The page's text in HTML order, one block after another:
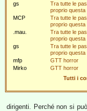
gs
Tra tutte le
proprio questa
MCP
Tra tutte le
proprio questa
.mau.
Tra tutte le
proprio questa
gs
Tra tutte le
proprio questa
mfp
GTT horror
Mirko
GTT horror
Tutti i
dirigenti. Perché non si